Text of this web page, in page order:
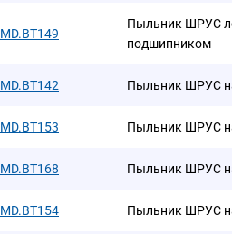
Пыльник ШРУС
подшипником
Пыльник ШРУС
Пыльник ШРУС
Пыльник ШРУС
Пыльник ШРУС